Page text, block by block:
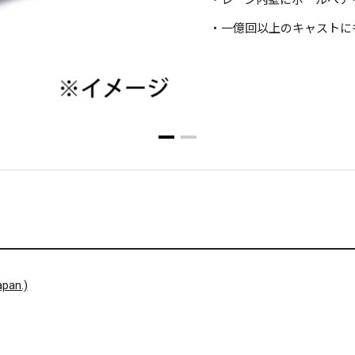
・一億回以上のキャスト